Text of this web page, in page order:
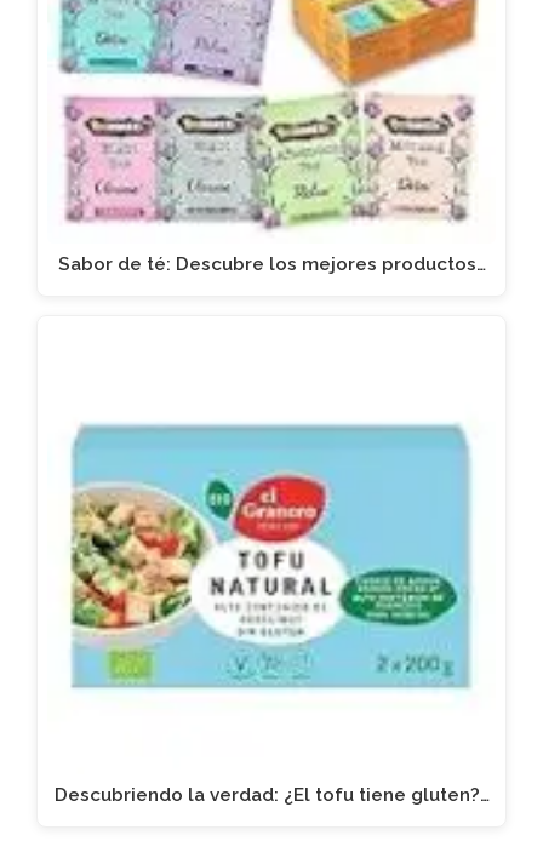
Sabor de té: Descubre los mejores productos…
Descubriendo la verdad: ¿El tofu tiene gluten?…